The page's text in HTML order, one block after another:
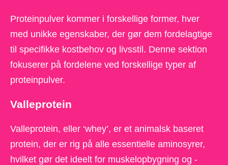
Proteinpulver kommer i forskellige former, hver
med unikke egenskaber, der gør dem fordelagtige
til specifikke kostbehov og livsstil. Denne sektion
fokuserer på fordelene ved forskellige typer af
proteinpulver.
Valleprotein
Valleprotein, eller ‘whey’, er et animalsk baseret
protein, der er rig på alle essentielle aminosyrer,
hvilket gør det ideelt for muskelopbygning og -